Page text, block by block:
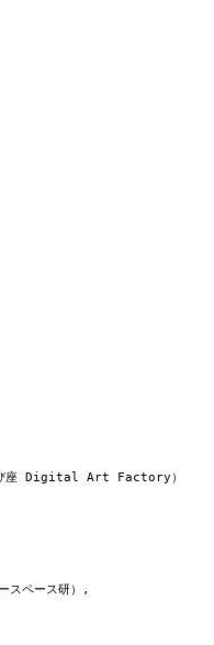
らび座 Digital Art Factory）
スペース研）,